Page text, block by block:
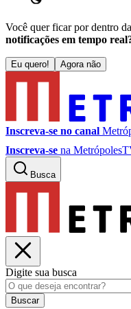
Você quer ficar por dentro
notificações em tempo
Eu quero! Agora não
Inscreva-se no canal
Inscreva-se na
Busca
Digite sua busca
Buscar